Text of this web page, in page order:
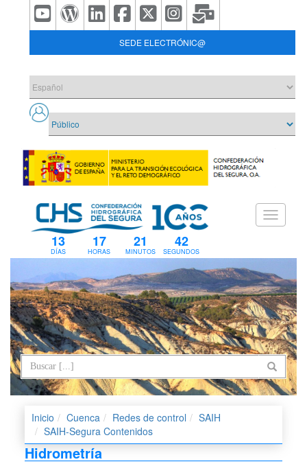
SEDE ELECTRÓNIC@
13
DÍAS
17
HORAS
21
MINUTOS
42
SEGUNDOS
Inicio Cuenca Redes de control
SAIH
SAIH-Segura Contenidos
Hidrometría